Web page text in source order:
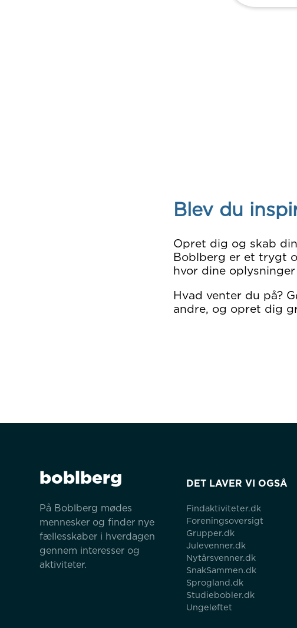
Blev du
Opret dig og skab
Boblberg er et trygt
hvor dine
Hvad venter du på?
andre, og opret dig
boblberg
På Boblberg mødes
mennesker og finder nye
fællesskaber i hverdagen
gennem interesser og
aktiviteter.
DET LAVER VI OGSÅ
Findaktiviteter.dk
Foreningsoversigt
Grupper.dk
Julevenner.dk
Nytårsvenner.dk
SnakSammen.dk
Sprogland.dk
Studiebobler.dk
Ungeløftet